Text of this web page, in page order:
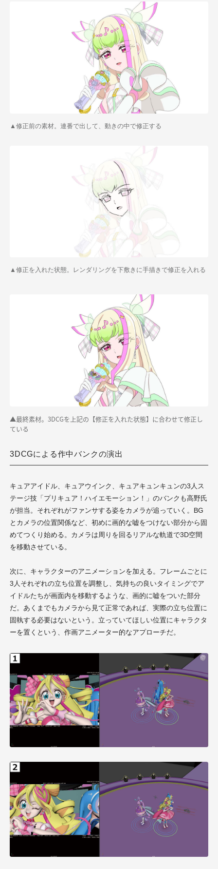
▲修正前の素材。連番で出して、動きの中で修正する
▲修正を入れた状態。レンダリングを下敷きに手描きで修正を入れる
▲最終素材。3DCGを上記の【修正を入れた状態】に合わせて修正し
ている
3DCGによる作中バンクの演出
キュアアイドル、キュアウインク、キュアキュンキュンの3人ス
テージ技「プリキュア！ハイエモーション！」のバンクも高野氏
が担当。それぞれがファンサする姿をカメラが追っていく。BG
とカメラの位置関係など、初めに画的な嘘をつけない部分から固
めてつくり始める。カメラは周りを回るリアルな軌道で3D空間
を移動させている。
次に、キャラクターのアニメーションを加える。フレームごとに
3人それぞれの立ち位置を調整し、気持ちの良いタイミングでア
イドルたちが画面内を移動するような、画的に嘘をついた部分
だ。あくまでもカメラから見て正常であれば、実際の立ち位置に
固執する必要はないという。立っていてほしい位置にキャラクタ
ーを置くという、作画アニメーター的なアプローチだ。